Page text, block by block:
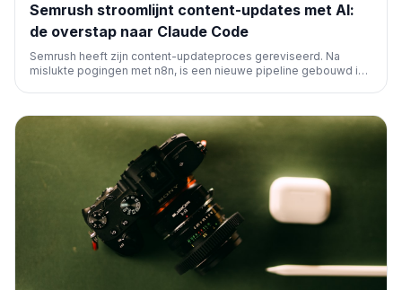
Semrush stroomlijnt content-updates met AI:
de overstap naar Claude Code
Semrush heeft zijn content-updateproces gereviseerd. Na
mislukte pogingen met n8n, is een nieuwe pipeline gebouwd in
bijwerken van duizenden SEO-gerelateerde artikelen.